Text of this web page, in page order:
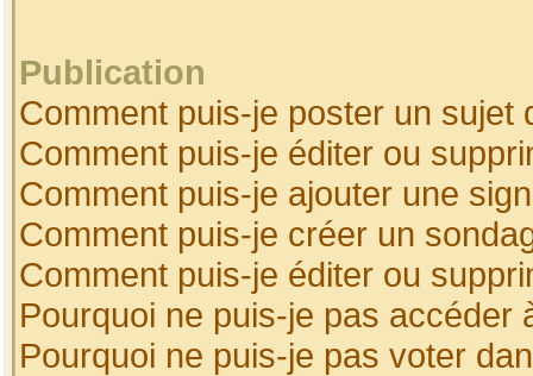
Publication
Comment puis-je poster un sujet
Comment puis-je éditer ou
Comment puis-je ajouter une
Comment puis-je créer un
Comment puis-je éditer ou
Pourquoi ne puis-je pas accéder
Pourquoi ne puis-je pas voter